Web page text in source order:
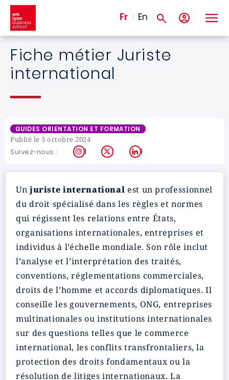
Aller au contenu principal
Fr En
Fiche métier Juriste
international
GUIDES ORIENTATION ET FORMATION
Publié le 3 octobre 2024
Suivez-nous : Instagram
X LinkedIn
Un juriste international est un professionnel
du droit spécialisé dans les règles et normes
qui régissent les relations entre États,
organisations internationales, entreprises et
individus à l’échelle mondiale. Son rôle inclut
l’analyse et l’interprétation des traités,
conventions, réglementations commerciales,
droits de l’homme et accords diplomatiques. Il
conseille les gouvernements, ONG, entreprises
multinationales ou institutions internationales
sur des questions telles que le commerce
international, les conflits transfrontaliers, la
protection des droits fondamentaux ou la
résolution de litiges internationaux. La